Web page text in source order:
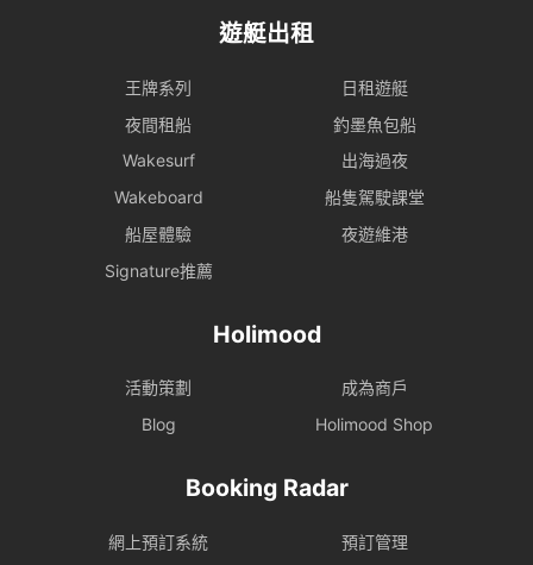
遊艇出租
王牌系列
日租遊艇
夜間租船
釣墨魚包船
Wakesurf
出海過夜
Wakeboard
船隻駕駛課堂
船屋體驗
夜遊維港
Signature推薦
Holimood
活動策劃
成為商戶
Blog
Holimood Shop
Booking Radar
網上預訂系統
預訂管理